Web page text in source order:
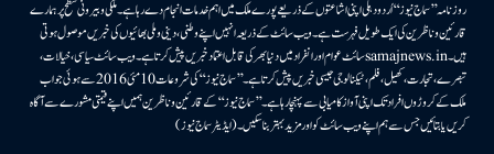
روزنامہ ’’سماج نیوز‘‘ اُردو دہلی اپنی اشاعتوں کے ذریعے پورے ملک میں اہم خدمات انجام دے رہا ہے۔ ملکی وبیرونی سطح پر ہمارے
قارئین وناظرین کی ایک طویل فہرست ہے۔ ویب سائٹ کے ذریعہ انہیں اپنے وطنی، دینی وملی بھائیوں کی خبریں موصول ہوتی
ہیں۔samajnews.inسائٹ عوام اور انفراد میں دنیا بھر کی قابل اعتماد خبریں پیش کرتا ہے۔ ویب سائٹ سیاسی، خیالات،
تبصرے، تجارت، کھیل، فلم، ٹیکنالوجی جیسی خبریں پیش کرتا ہے۔ ’’سماج نیوز‘‘ کی شروعات 10مئی 2016 سے ہوئی جو اب
ملک کے کروڑوں افراد تک اپنی آواز کامیابی سے پہنچا رہا ہے۔ ’’سماج نیوز‘‘ کے قارئین وناظرین ہمیں اپنے قیمتی مشورے سے آگاہ
کریں یا بتائیں جس سے ہم اپنے ویب سائٹ کو اور مزید بہتر بناسکیں۔ (ایڈیٹر سماج نیوز)